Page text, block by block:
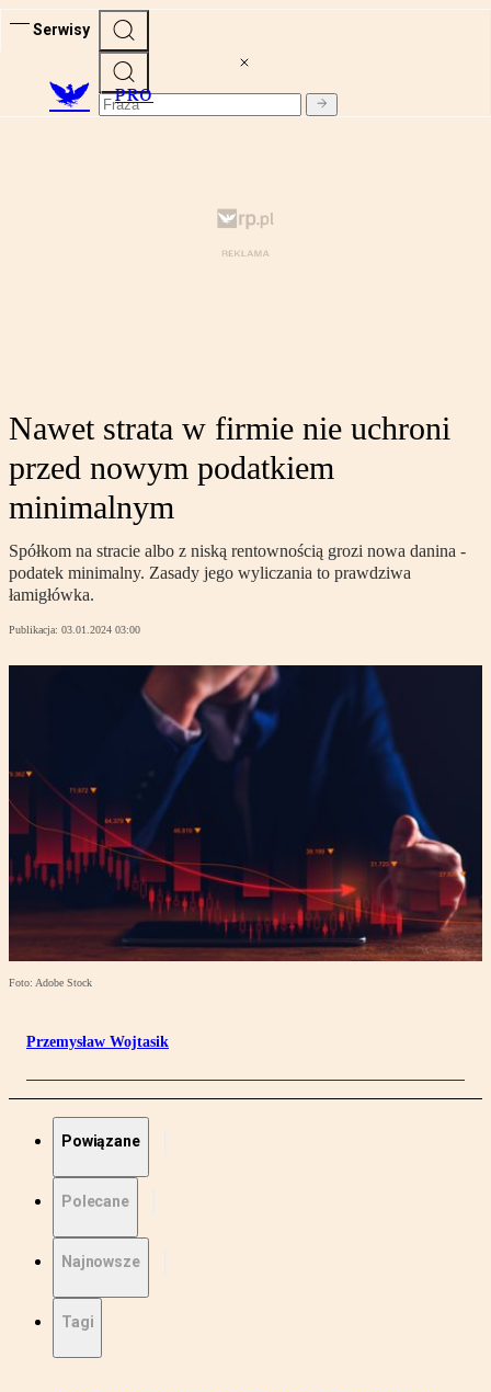
Serwisy
PRO
Nawet strata w firmie nie uchroni
przed nowym podatkiem
minimalnym
Spółkom na stracie albo z niską rentownością grozi nowa danina -
podatek minimalny. Zasady jego wyliczania to prawdziwa
łamigłówka.
Publikacja: 03.01.2024 03:00
Foto: Adobe Stock
Przemysław Wojtasik
Powiązane
Polecane
Najnowsze
Tagi